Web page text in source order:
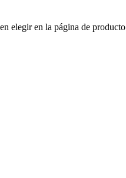
elegir en la página de producto